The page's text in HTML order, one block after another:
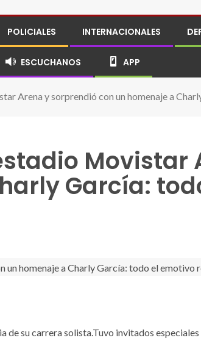
POLICIALES INTERNACIONALES
ESCUCHANOS APP
Arena y sorprendió con un homenaje a
Movistar
García:
su carrera solista.Tuvo invitados